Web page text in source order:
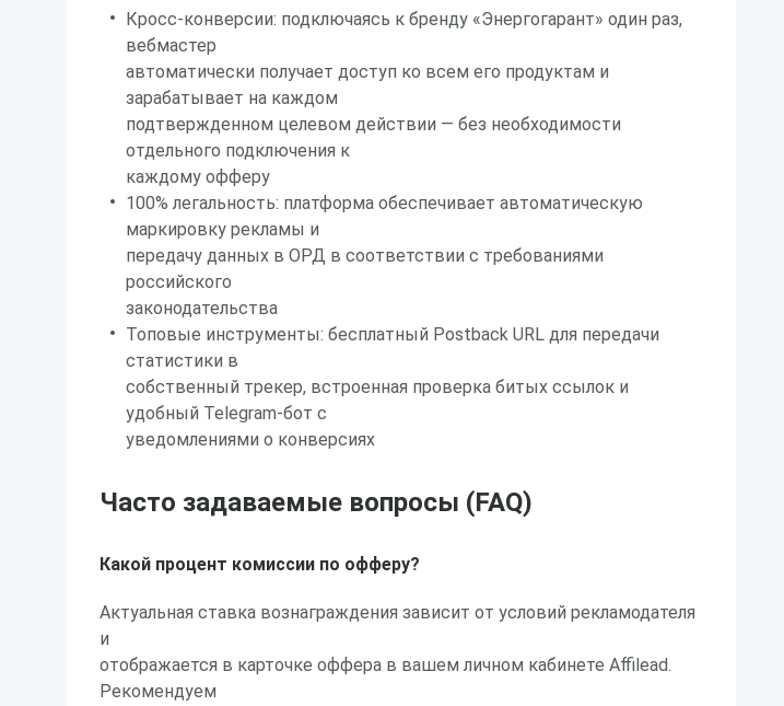
Кросс-конверсии: подключаясь к бренду «Энергогарант» один раз,
вебмастер
автоматически получает доступ ко всем его продуктам и
зарабатывает на каждом
подтвержденном целевом действии — без необходимости
отдельного подключения к
каждому офферу
100% легальность: платформа обеспечивает автоматическую
маркировку рекламы и
передачу данных в ОРД в соответствии с требованиями
российского
законодательства
Топовые инструменты: бесплатный Postback URL для передачи
статистики в
собственный трекер, встроенная проверка битых ссылок и
удобный Telegram-бот с
уведомлениями о конверсиях
Часто задаваемые вопросы (FAQ)
Какой процент комиссии по офферу?
Актуальная ставка вознаграждения зависит от условий рекламодателя
и
отображается в карточке оффера в вашем личном кабинете Affilead.
Рекомендуем